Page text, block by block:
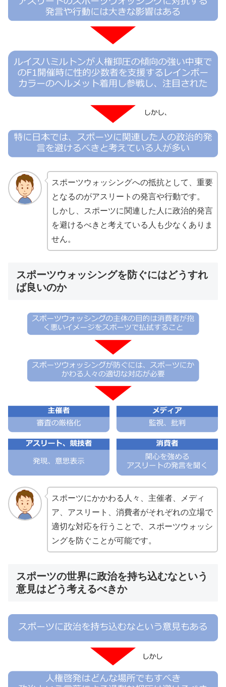
スポーツウォッシングへの抵抗として、重要
となるのがアスリートの発言や行動です。
しかし、スポーツに関連した人に政治的発言
を避けるべきと考えている人も少なくありま
せん。
スポーツウォッシングを防ぐにはどうすれ
ば良いのか
スポーツにかかわる人々、主催者、メディ
ア、アスリート、消費者がそれぞれの立場で
適切な対応を行うことで、スポーツウォッシ
ングを防ぐことが可能です。
スポーツの世界に政治を持ち込むなという
意見はどう考えるべきか